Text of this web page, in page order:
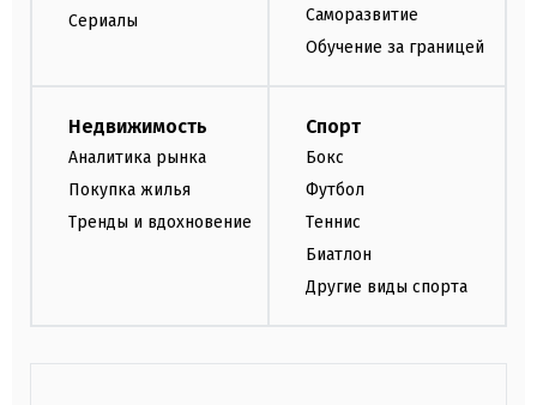
Сериалы
Саморазвитие
Обучение за границей
Недвижимость
Аналитика рынка
Покупка жилья
Тренды и вдохновение
Спорт
Бокс
Футбол
Теннис
Биатлон
Другие виды спорта